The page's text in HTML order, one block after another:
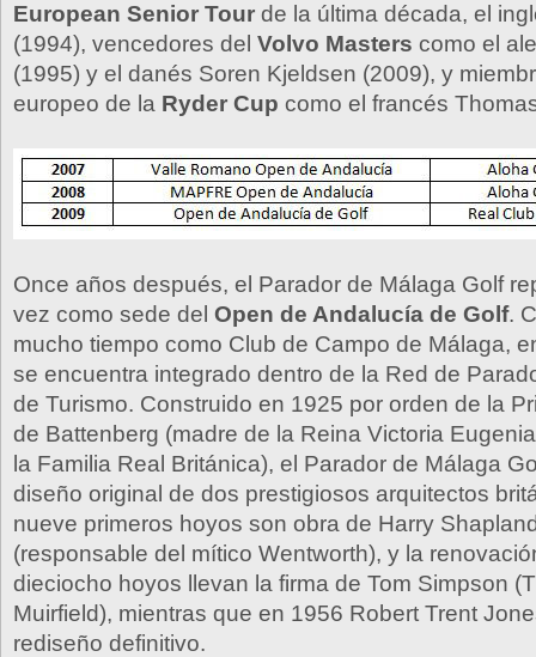
European Senior Tour de la última década, el
(1994), vencedores del Volvo Masters como el
(1995) y el danés Soren Kjeldsen (2009), y
europeo de la Ryder Cup como el francés
Once años después, el Parador de Málaga Golf
vez como sede del Open de Andalucía de Golf.
mucho tiempo como Club de Campo de Málaga,
se encuentra integrado dentro de la Red de
de Turismo. Construido en 1925 por orden de la
de Battenberg (madre de la Reina Victoria
la Familia Real Británica), el Parador de Málaga
diseño original de dos prestigiosos arquitectos
nueve primeros hoyos son obra de Harry
(responsable del mítico Wentworth), y la
dieciocho hoyos llevan la firma de Tom Simpson
Muirfield), mientras que en 1956 Robert Trent
rediseño definitivo.